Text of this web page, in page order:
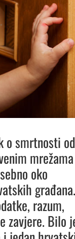
o smrtnosti od
mrežama
oko
građana.
razum,
zavjere. Bilo